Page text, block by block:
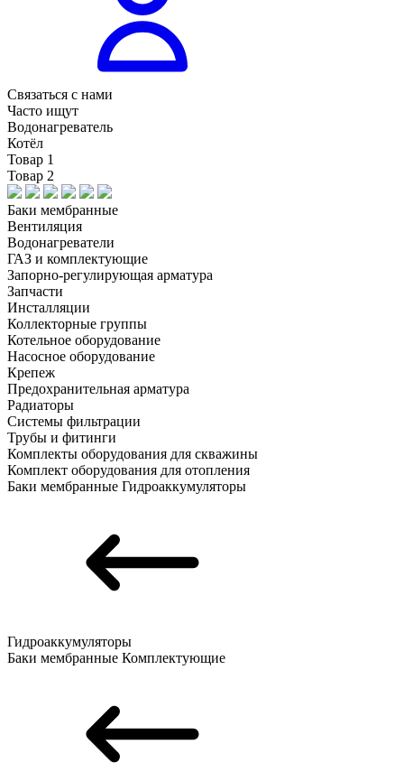
Связаться с нами
Часто ищут
Водонагреватель
Котёл
Товар 1
Товар 2
Баки мембранные
Вентиляция
Водонагреватели
ГАЗ и комплектующие
Запорно-регулирующая арматура
Запчасти
Инсталляции
Коллекторные группы
Котельное оборудование
Насосное оборудование
Крепеж
Предохранительная арматура
Радиаторы
Системы фильтрации
Трубы и фитинги
Комплекты оборудования для скважины
Комплект оборудования для отопления
Баки мембранные Гидроаккумуляторы
Гидроаккумуляторы
Баки мембранные Комплектующие